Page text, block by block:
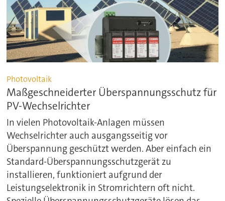
Photovoltaik
Maßgeschneiderter Überspannungsschutz für
PV-Wechselrichter
In vielen Photovoltaik-Anlagen müssen
Wechselrichter auch ausgangsseitig vor
Überspannung geschützt werden. Aber einfach ein
Standard-Überspannungsschutzgerät zu
installieren, funktioniert aufgrund der
Leistungselektronik in Stromrichtern oft nicht.